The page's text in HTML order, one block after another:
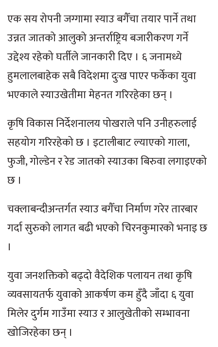
एक सय रोपनी जग्गामा स्याउ बगैँचा तयार पार्ने तथा
उन्नत जातको आलुको अन्तर्राष्ट्रिय बजारीकरण गर्ने
उद्देश्य रहेको घर्तीले जानकारी दिए । ६ जनामध्ये
हुमलालबाहेक सबै विदेशमा दुःख पाएर फर्केका युवा
भएकाले स्याउखेतीमा मेहनत गरिरहेका छन् ।
कृषि विकास निर्देशनालय पोखराले पनि उनीहरुलाई
सहयोग गरिरहेको छ । इटालीबाट ल्याएको गाला,
फुजी, गोल्डेन र रेड जातको स्याउका बिरुवा लगाइएको
छ ।
चक्लाबन्दीअन्तर्गत स्याउ बगैँचा निर्माण गरेर तारबार
गर्दा सुरुको लागत बढी भएको चिरनकुमारको भनाइ छ
।
युवा जनशक्तिको बढ्दो वैदेशिक पलायन तथा कृषि
व्यवसायतर्फ युवाको आकर्षण कम हुँदै जाँदा ६ युवा
मिलेर दुर्गम गाउँमा स्याउ र आलुखेतीको सम्भावना
खोजिरहेका छन् ।